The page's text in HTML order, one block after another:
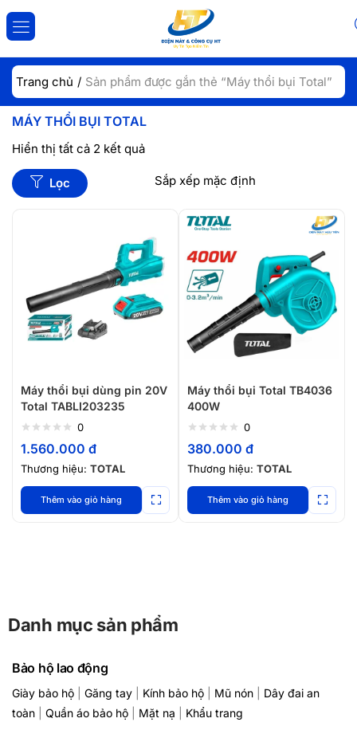
Nhập tài khoản và mật khẩu để đăng nhập.
Đăng Nhập
Quên mật khẩu?
Trang chủ Sản phẩm được gắn thẻ “Máy thổi bụi Total”
MÁY THỔI BỤI TOTAL
Hiển thị tất cả 2 kết quả
Lọc
Máy thổi bụi dùng pin 20V
Total TABLI203235
0
1.560.000 đ
Thương hiệu: TOTAL
Thêm vào giỏ hàng
Máy thổi bụi Total TB4036
400W
0
380.000 đ
Thương hiệu: TOTAL
Thêm vào giỏ hàng
Danh mục sản phẩm
Bảo hộ lao động
Giày bảo hộ Găng tay Kính bảo hộ Mũ nón
Dây đai an
toàn
Quần áo bảo hộ Mặt nạ Khẩu trang